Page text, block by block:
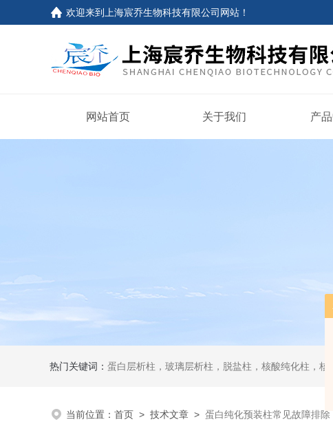
欢迎来到上海宸乔生物科技有限公司网站！
网站首页 关于我们 产
热门关键词： 蛋白层析柱，玻璃层析柱，脱盐柱，核酸纯化柱，核
当前位置： 首页 > 技术文章 > 蛋白纯化预装柱常见故障排